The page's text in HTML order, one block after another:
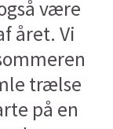
være
året. Vi
trælse
på en